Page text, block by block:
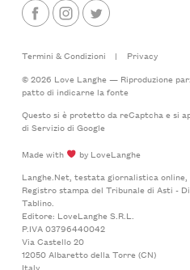
Termini & Condizioni |
Privacy
© 2026 Love Langhe — Riproduzione
patto di indicarne la fonte
Questo si è protetto da reCaptcha e si
di Serviziodi Google
Made with
by LoveLanghe
Langhe.Net, testata giornalistica
Registro stampa del Tribunale di Asti -
Tablino.
Editore: LoveLanghe S.R.L.
P.IVA 03796440042
Via Castello 20
12050 Albaretto della Torre (CN)